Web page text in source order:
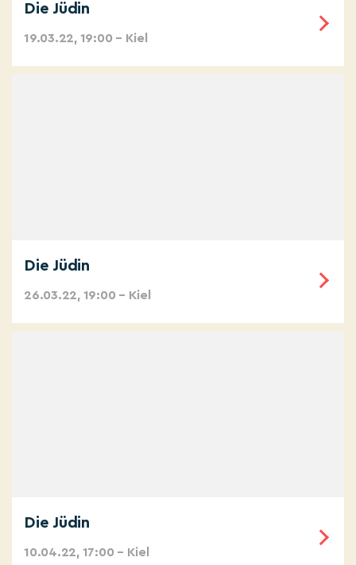
Die Jüdin
19.03.22, 19:00 – Kiel
Die Jüdin
26.03.22, 19:00 – Kiel
Die Jüdin
10.04.22, 17:00 – Kiel